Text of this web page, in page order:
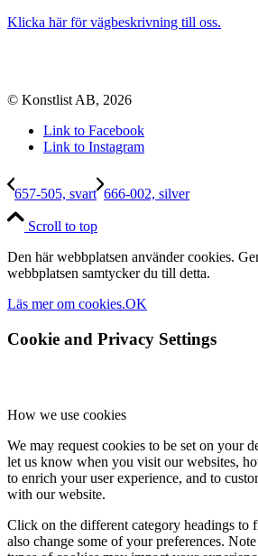
Klicka här för vägbeskrivning till oss.
© Konstlist AB, 2026
Link to Facebook
Link to Instagram
657-505, svart 666-002, silver
Scroll to top
Den här webbplatsen använder cookies.
webbplatsen samtycker du till detta.
Läs mer om cookies.OK
Cookie and Privacy Settings
How we use cookies
We may request cookies to be set on your
let us know when you visit our websites,
to enrich your user experience, and to
with our website.
Click on the different category headings to
also change some of your preferences.